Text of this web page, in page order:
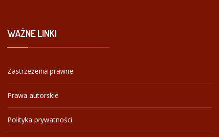
WAŻNELINKI
Zastrzeżenia prawne
Prawa autorskie
Polityka prywatności